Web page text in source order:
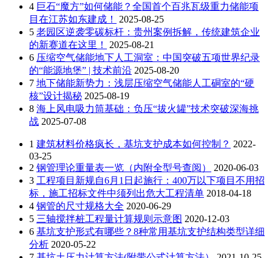
4 巨石“魔方”如何储能？全国首个百兆瓦级重力储能项
目在江苏如东建成！
2025-08-25
5 老园区逆袭零碳标杆：贵州案例拆解，传统建筑企业
的新赛道在这里！
2025-08-21
6 压缩空气储能地下人工洞室：中国突破五项世界纪录
的“能源地堡” | 技术前沿 2025-08-20
7 地下储能新势力：浅层压缩空气储能人工硐室的“硬
核”设计揭秘 2025-08-19
8 海上风电吸力筒基础：负压“拔火罐”技术突破深海挑
战 2025-07-08
1 建筑材料价格疯长，基坑支护成本如何控制？ 2022-
03-25
2 钢管理论重量表一览（内附全型号查阅）
2020-06-03
3 工程项目新规自6月1日起施行：400万以下项目不用招
标，施工招标文件中须列出危大工程清单 2018-04-18
4 钢管的尺寸规格大全 2020-06-29
5 三轴搅拌桩工程量计算规则示意图 2020-12-03
6 基坑支护形式有哪些？8种常用基坑支护结构类型详细
分析 2020-05-22